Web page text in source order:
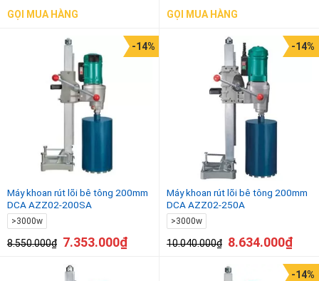
GỌI MUA HÀNG GỌI MUA HÀNG
Máy khoan rút lõi bê tông 200mm
DCA AZZ02-200SA
>3000w
8.550.000₫
-14%
7.353.000₫
Máy khoan rút lõi bê tông 200mm
DCA AZZ02-250A
>3000w
10.040.000₫
-14%
8.634.000₫
-14%